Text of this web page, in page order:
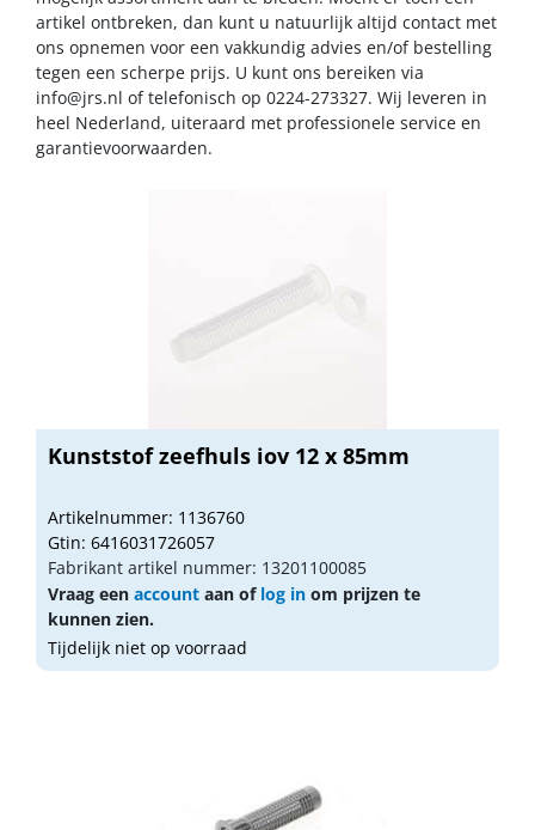
artikel ontbreken, dan kunt u natuurlijk altijd contact met
ons opnemen voor een vakkundig advies en/of bestelling
tegen een scherpe prijs. U kunt ons bereiken via
info@jrs.nl of telefonisch op 0224-273327. Wij leveren in
heel Nederland, uiteraard met professionele service en
garantievoorwaarden.
Kunststof zeefhuls iov 12 x 85mm
Artikelnummer: 1136760
Gtin: 6416031726057
Fabrikant artikel nummer: 13201100085
Vraag een account aan of log in om prijzen te
kunnen zien.
Tijdelijk niet op voorraad